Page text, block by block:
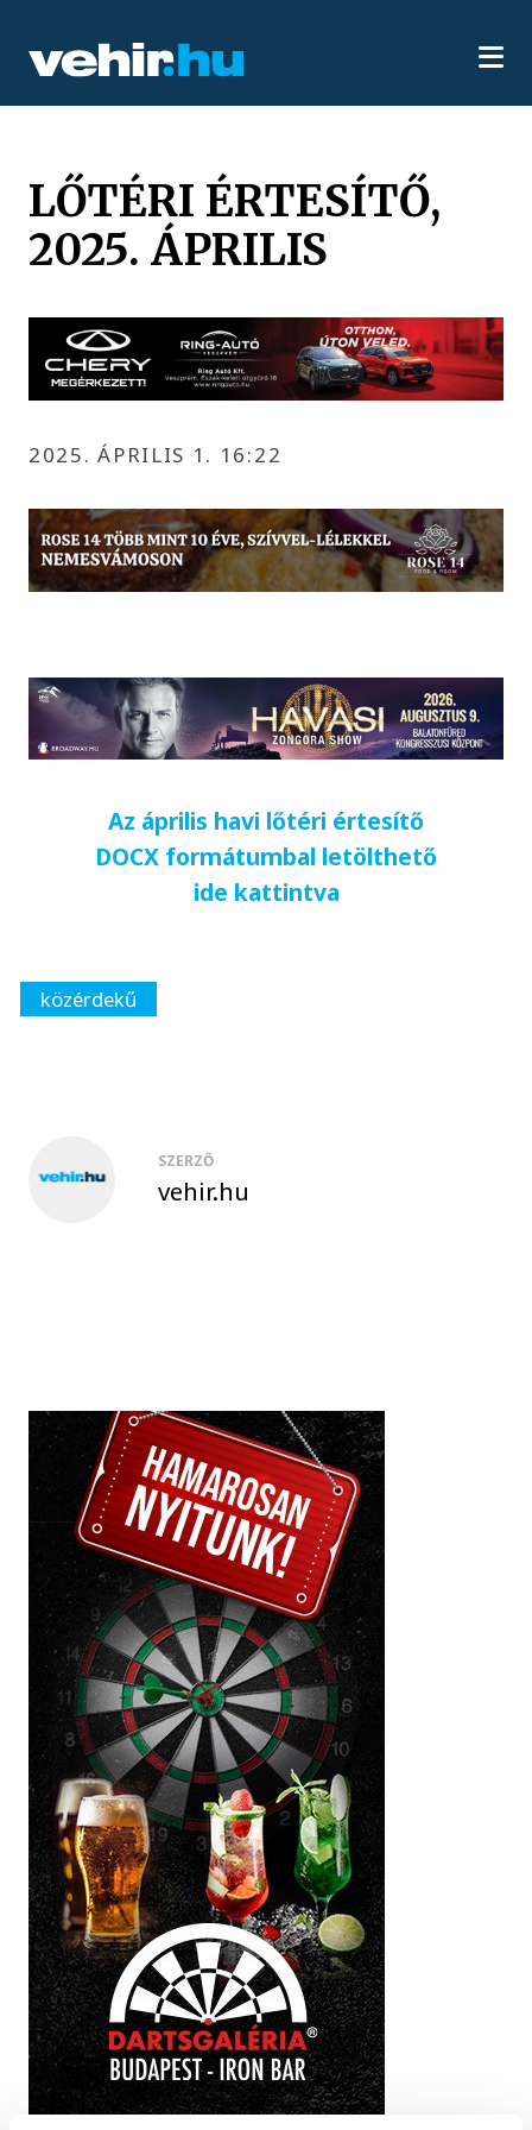
LŐTÉRI ÉRTESÍTŐ,
2025. ÁPRILIS
2025. ÁPRILIS 1. 16:22
Az április havi lőtéri értesítő
DOCX formátumbal letölthető
ide kattintva
közérdekű
SZERZŐ
vehir.hu